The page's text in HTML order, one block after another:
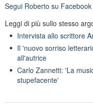
Segui Roberto su Facebook
Leggi di più sullo stesso
Intervista allo scrittore
Il 'nuovo sorriso
all'autrice
Carlo Zannetti: 'La
stupefacente'